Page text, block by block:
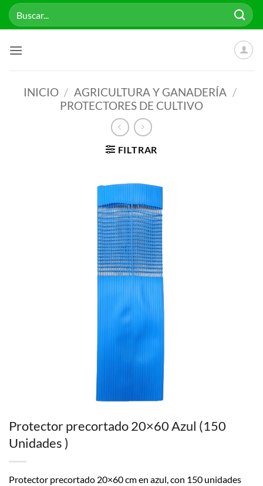
Saltar
Buscar
por:
INICIO / AGRICULTURA Y GANADERÍA /
PROTECTORES DE CULTIVO
FILTRAR
Protector precortado 20×60 Azul (150
Unidades )
Protector precortado 20×60 cm en azul, con 150 unidades